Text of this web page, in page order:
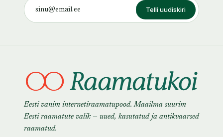
Telli uudiskiri
Eesti vanim internetiraamatupood. Maailma suurim
Eesti raamatute valik — uued, kasutatud ja antikvaarsed
raamatud.